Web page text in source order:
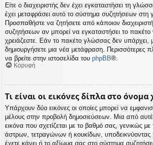
Είτε ο διαχειριστής δεν έχει εγκαταστήσει τη
έχει μεταφράσει αυτό το σύστημα συζητήσεων
Προσπαθήστε να ζητήσετε από κάποιον
συζητήσεων αν μπορεί να εγκαταστήσει το
χρειάζεστε. Εάν το πακέτο γλώσσας δεν υπάρχει,
δημιουργήσετε μια νέα μετάφραση. Περισσότερες
να βρείτε στην ιστοσελίδα του phpBB®.
Κορυφή
Τι είναι οι εικόνες δίπλα στο
Υπάρχουν δύο εικόνες οι οποίες μπορεί να
μέλους στην προβολή δημοσιεύσεων. Μια από
εικόνα που σχετίζεται με το βαθμό σας, γενικώς
άστρων, τετραγώνων ή κουκίδων, υποδεικνύοντας
έχετε κάνει ή το αξίωμα σας στο σύστημα